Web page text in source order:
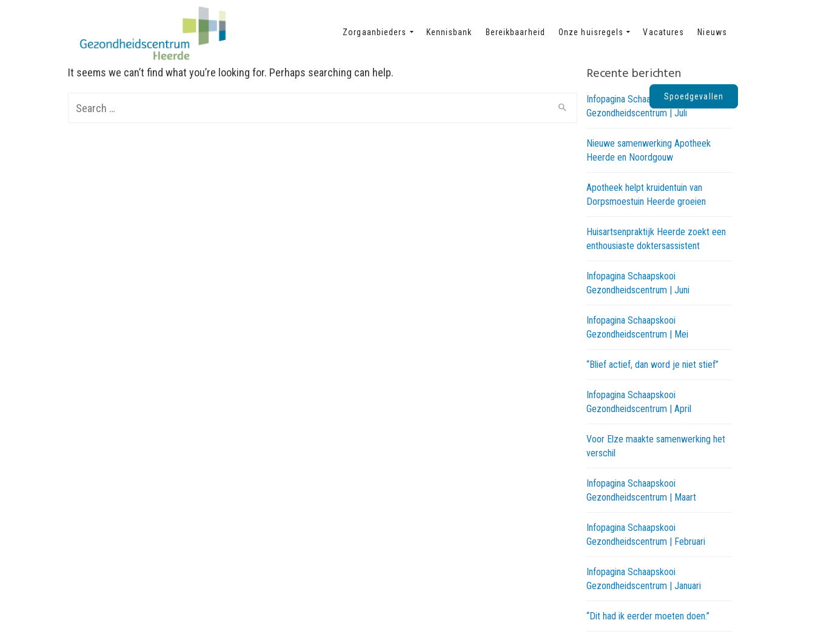
Zorgaanbieders Kennisbank Bereikbaarheid Onze huisregels Vacatures Nieuws
Spoedgevallen
It seems we can’t find what you’re looking for. Perhaps searching can help.
for:
Recente berichten
Infopagina Schaapskooi
Gezondheidscentrum | Juli
Nieuwe samenwerking Apotheek
Heerde en Noordgouw
Apotheek helpt kruidentuin van
Dorpsmoestuin Heerde groeien
Huisartsenpraktijk Heerde zoekt een
enthousiaste doktersassistent
Infopagina Schaapskooi
Gezondheidscentrum | Juni
Infopagina Schaapskooi
Gezondheidscentrum | Mei
“Blief actief, dan word je niet stief”
Infopagina Schaapskooi
Gezondheidscentrum | April
Voor Elze maakte samenwerking het
verschil
Infopagina Schaapskooi
Gezondheidscentrum | Maart
Infopagina Schaapskooi
Gezondheidscentrum | Februari
Infopagina Schaapskooi
Gezondheidscentrum | Januari
“Dit had ik eerder moeten doen.”